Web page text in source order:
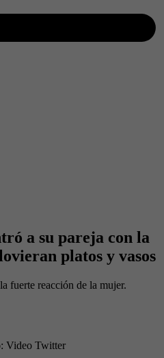
a su pareja con la
platos y vasos
fuerte reacción de la mujer.
Video Twitter